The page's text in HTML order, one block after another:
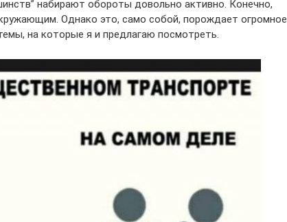
набирают обороты довольно активно. Конечно,
Однако это, само собой, порождает огромное
на которые я и предлагаю посмотреть.